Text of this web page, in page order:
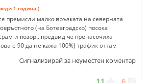
1 година )
премисли малко връзката на северната
(на Ботевградско) посока
и позор.. предвид че пренасочиха
е 90 да не кажа 100%) трафик оттам
Сигнализирай за неуместен коментар